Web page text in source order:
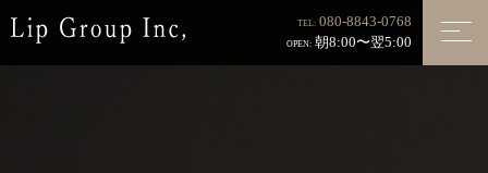
TEL: 080-8843-0768
OPEN: 朝8:00〜翌5:00